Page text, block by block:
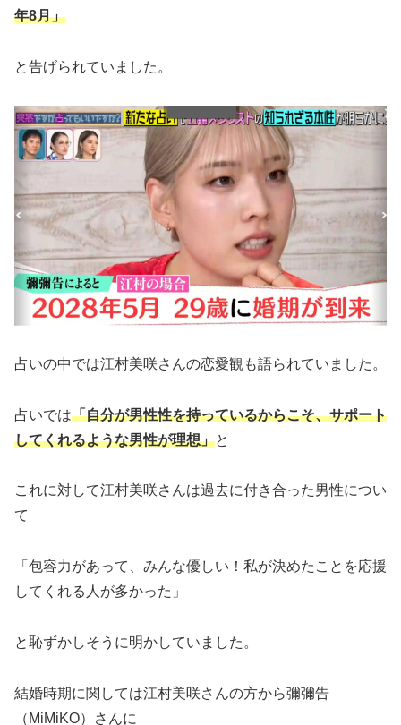
年8月」
と告げられていました。
占いの中では江村美咲さんの恋愛観も語られていました。
占いでは「自分が男性性を持っているからこそ、サポート
してくれるような男性が理想」と
これに対して江村美咲さんは過去に付き合った男性につい
て
「包容力があって、みんな優しい！私が決めたことを応援
してくれる人が多かった」
と恥ずかしそうに明かしていました。
結婚時期に関しては江村美咲さんの方から彌彌告
（MiMiKO）さんに